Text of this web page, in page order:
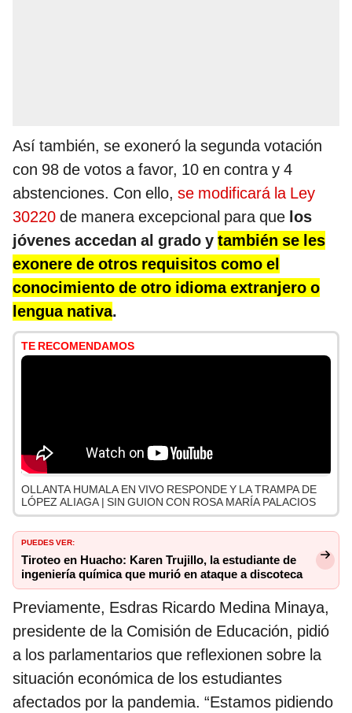
Así también, se exoneró la segunda votación
con 98 de votos a favor, 10 en contra y 4
abstenciones. Con ello, se modificará la Ley
30220 de manera excepcional para que los
jóvenes accedan al grado y también se les
exonere de otros requisitos como el
conocimiento de otro idioma extranjero o
lengua nativa.
TE RECOMENDAMOS
OLLANTA HUMALA EN VIVO RESPONDE Y LA TRAMPA DE
LÓPEZ ALIAGA | SIN GUION CON ROSA MARÍA PALACIOS
PUEDES VER:
Tiroteo en Huacho: Karen Trujillo, la estudiante de
ingeniería química que murió en ataque a discoteca
Previamente, Esdras Ricardo Medina Minaya,
presidente de la Comisión de Educación, pidió
a los parlamentarios que reflexionen sobre la
situación económica de los estudiantes
afectados por la pandemia. “Estamos pidiendo